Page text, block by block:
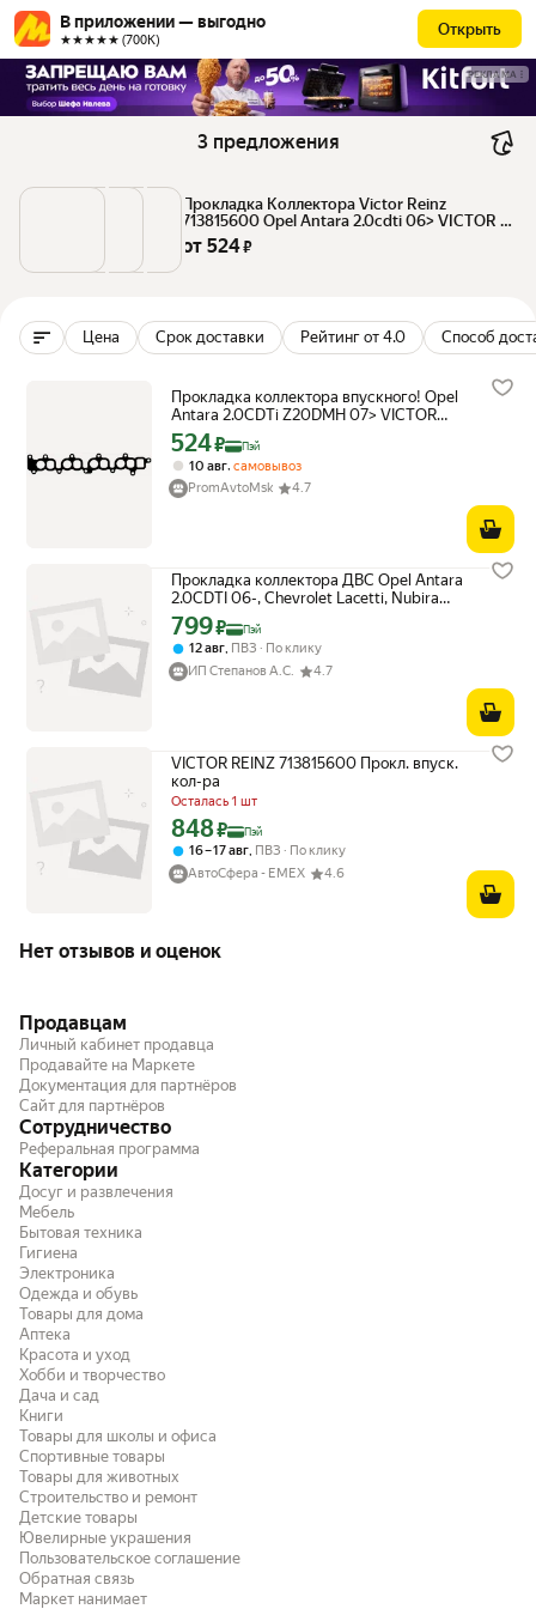
В приложении — выгодно
★★★★★ (700К)
Открыть
РЕКЛАМА
3 предложения
Прокладка Коллектора Victor Reinz
713815600 Opel Antara 2.0cdti 06> VICTOR
REINZ арт. 713815600
от 524 ₽
Цена Срок доставки Рейтинг от 4.0 Способ
Прокладка коллектора впускного! Opel
Antara 2.0CDTi Z20DMH 07> VICTOR
REINZ арт. 713815600
Цена с картой Яндекс Пэй 524 ₽ вместо
524₽ Пэй
10 авг, самовывоз
PromAvtoMsk
4.7
Прокладка коллектора ДВС Opel Antara
2.0CDTI 06-, Chevrolet Lacetti, Nubira
VICTOR REINZ арт. 713815600
Цена с картой Яндекс Пэй 799 ₽ вместо
799₽ Пэй
12 авг, ПВЗ
По клику
ИП Степанов А.С.
4.7
VICTOR REINZ 713815600 Прокл. впуск.
кол-ра
Осталась 1 шт
Цена с картой Яндекс Пэй 848 ₽ вместо
848₽ Пэй
16 – 17 авг ПВЗ
По клику
АвтоСфера - ЕМЕХ
4.6
Нет отзывов и оценок
Продавцам
Личный кабинет продавца
Продавайте на Маркете
Документация для партнёров
Сайт для партнёров
Сотрудничество
Реферальная программа
Категории
Досуг и развлечения
Мебель
Бытовая техника
Гигиена
Электроника
Одежда и обувь
Товары для дома
Аптека
Красота и уход
Хобби и творчество
Дача и сад
Книги
Товары для школы и офиса
Спортивные товары
Товары для животных
Строительство и ремонт
Детские товары
Ювелирные украшения
Пользовательское соглашение
Обратная связь
Маркет нанимает